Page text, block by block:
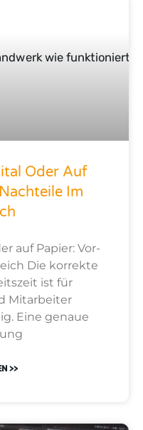
Oder Auf
Im
auf Papier: Vor-
Die korrekte
ist für
Mitarbeiter
Eine genaue
>>